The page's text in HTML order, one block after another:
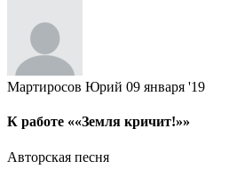
Мартиросов Юрий 09 января '19
К работе ««Земля кричит!»»
Авторская песня